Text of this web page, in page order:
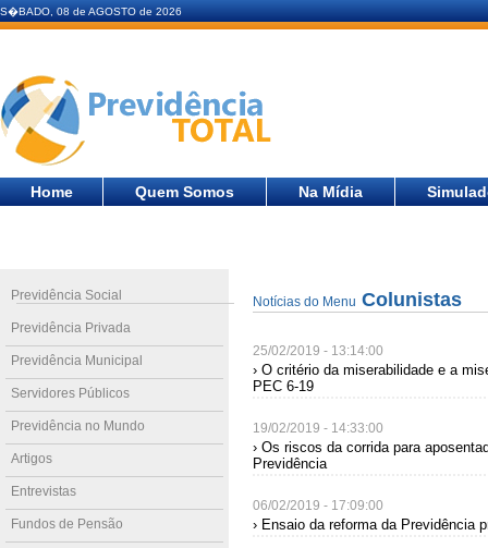
S�BADO, 08 de AGOSTO de 2026
Home Quem Somos Na Mídia
Previdência Social
Previdência Privada
Previdência Municipal
Servidores Públicos
Previdência no Mundo
Artigos
Entrevistas
Fundos de Pensão
Notícias do Menu Colunistas
25/02/2019 - 13:14:00
› O critério da miserabilidade e a
PEC 6-19
19/02/2019 - 14:33:00
› Os riscos da corrida para
Previdência
06/02/2019 - 17:09:00
› Ensaio da reforma da Previdência